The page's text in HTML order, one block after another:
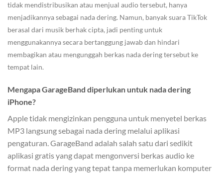
tidak mendistribusikan atau menjual audio tersebut, hanya
menjadikannya sebagai nada dering. Namun, banyak suara TikTok
berasal dari musik berhak cipta, jadi penting untuk
menggunakannya secara bertanggung jawab dan hindari
membagikan atau mengunggah berkas nada dering tersebut ke
tempat lain.
Mengapa GarageBand diperlukan untuk nada dering
iPhone?
Apple tidak mengizinkan pengguna untuk menyetel berkas
MP3 langsung sebagai nada dering melalui aplikasi
pengaturan. GarageBand adalah salah satu dari sedikit
aplikasi gratis yang dapat mengonversi berkas audio ke
format nada dering yang tepat tanpa memerlukan komputer